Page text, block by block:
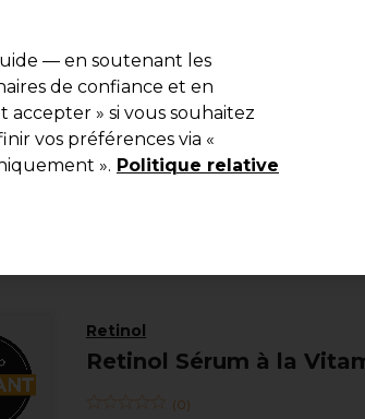
Beauté Hommes Les
Retinol
Retinol Sérum à la
(0)
— en soutenant les
de confiance et en
» si vous souhaitez
vos préférences via «
». Politique relative